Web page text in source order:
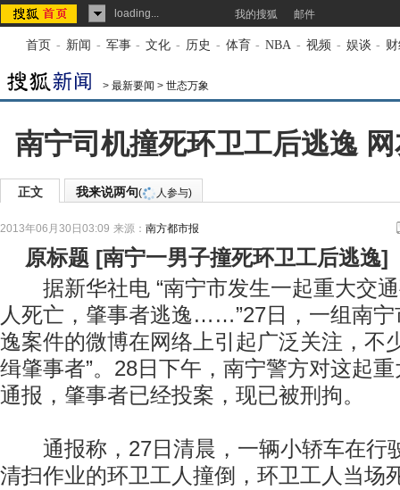
loading... 我的搜狐 邮件
首页 - 新闻 - 军事 - 文化 - 历史 - 体育 - NBA - 视频 - 娱谈 -
> 最新要闻 > 世态万象
南宁司机撞死环卫工后逃逸
正文 我来说两句( 人参与)
2013年06月30日03:09 来源： 南方都市报
原标题 [南宁一男子撞死环卫工后逃逸]
据新华社电 “南宁市发生一起重大交通
人死亡，肇事者逃逸……”27日，一组南宁
逸案件的微博在网络上引起广泛关注，不
缉肇事者”。28日下午，南宁警方对这起
通报，肇事者已经投案，现已被刑拘。
通报称，27日清晨，一辆小轿车在行
清扫作业的环卫工人撞倒，环卫工人当场